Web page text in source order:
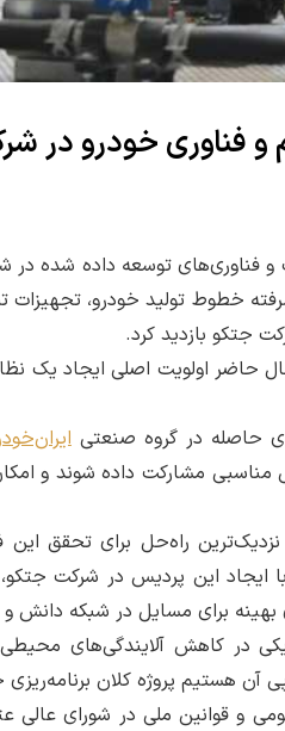
فناوری خودرو در
و فناوری‌های توسعه داده شده
خطوط تولید خودرو،
جتکو بازدید کرد.
حاضر اولویت اصلی ایجاد
حاصله در گروه صنعتی
مناسبی مشارکت داده شوند و
راه‌حل برای تحقق
ایجاد این پردیس در شرکت
برای مسایل در شبکه دانش
در کاهش آلایندگی‌های
پی آن هستیم پروژه‌ کلان
و قوانین ملی در شورای